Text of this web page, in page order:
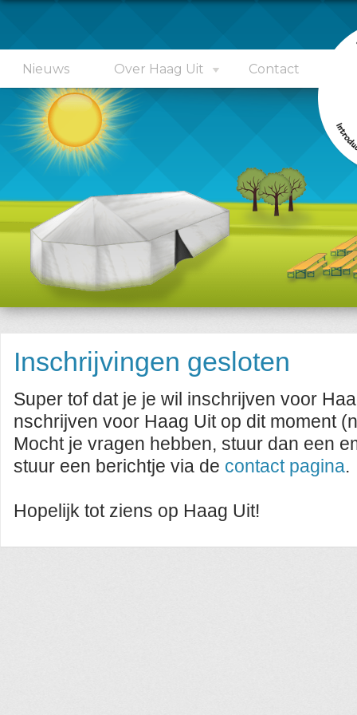
Nieuws Over Haag Uit Contact
Inschrijvingen gesloten
Super tof dat je je wil inschrijven voor
nschrijven voor Haag Uit op dit moment
Mocht je vragen hebben, stuur dan een
stuur een berichtje via de contact pagina.
Hopelijk tot ziens op Haag Uit!